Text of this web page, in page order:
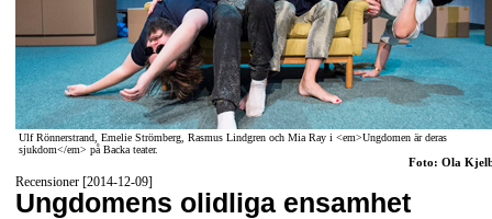
Ulf Rönnerstrand, Emelie Strömberg, Rasmus Lindgren och Mia Ray i <em>Ungdomen är deras
sjukdom</em> på Backa teater.
Foto: Ola
Recensioner [2014-12-09]
Ungdomens olidliga ensamhet